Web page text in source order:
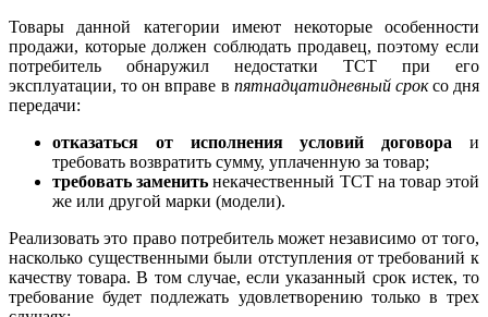
Товары данной категории имеют некоторые особенности
продажи, которые должен соблюдать продавец, поэтому если
потребитель обнаружил недостатки ТСТ при его
эксплуатации, то он вправе в пятнадцатидневный сроксо дня
передачи:
отказаться от исполнения условий договора и
требовать возвратить сумму, уплаченную за товар;
требовать заменить некачественный ТСТ на товар этой
же или другой марки (модели).
Реализовать это право потребитель может независимо от того,
насколько существенными были отступления от требований к
качеству товара. В том случае, если указанный срок истек, то
требование будет подлежать удовлетворению только в трех